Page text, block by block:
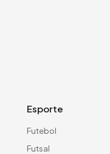
Esporte
Futebol
Futsal